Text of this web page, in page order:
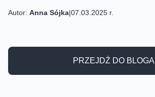
Autor: Anna Sójka|07.03.2025 r.
PRZEJDŹ DO BLOGA